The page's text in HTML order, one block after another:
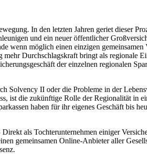
In den letzten Jahren geriet dieser
und ein neuer öffentlicher
wenn möglich einen einzigen
Durchschlagskraft bringt als regionale
der einzelnen regionalen
Solvency II oder die Probleme in der
ist die zukünftige Rolle der Regionalität in
haben für ihr eigenes Geschäft bis
als Tochterunternehmen einiger
gemeinsamen Online-Anbieter aller